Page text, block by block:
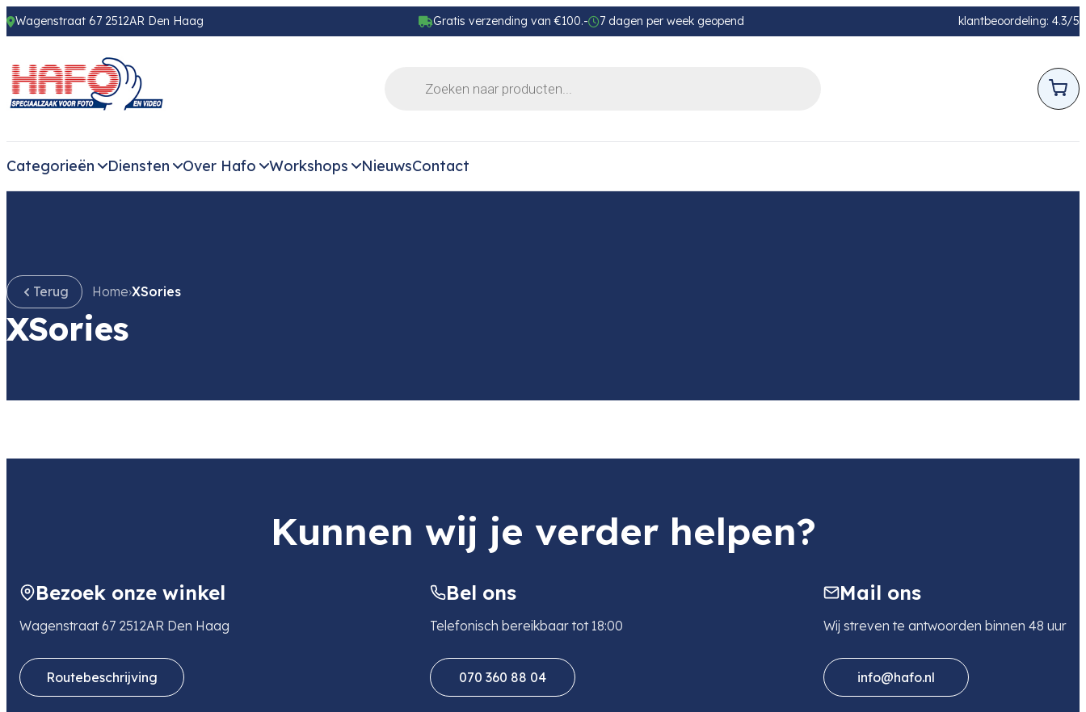
Wagenstraat 67 2512AR Den Haag Gratis verzending van €100.- 7 dagen per week geopend klantbeoordeling: 4.3/5
Categorieën Diensten Over Hafo Workshops NieuwsContact
Terug Home›XSories
XSories
Kunnen wij je verder helpen?
Bezoek onze winkel
Wagenstraat 67 2512AR Den Haag
Routebeschrijving
Bel ons
Telefonisch bereikbaar tot 18:00
070 360 88 04
Mail ons
Wij streven te antwoorden binnen 48 uur
info@hafo.nl